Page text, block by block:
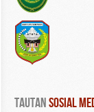
Tautan Sosial